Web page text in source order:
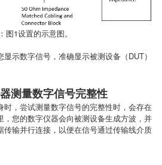
：图1设置的示意图。
示数字信号，准确显示被测设备（DUT）
测量数字信号完整性
时，尝试测量数字信号的完整性时，会存在
您的数字仪器会向被测设备生成方波，并
传输并行连接，以便在信号通过传输线介质